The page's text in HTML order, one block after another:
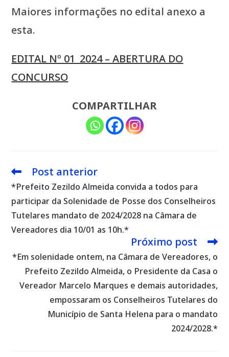
Maiores informações no edital anexo a
esta.
EDITAL Nº 01_2024 – ABERTURA DO
CONCURSO
COMPARTILHAR
Leia
artigos
Post anterior
*Prefeito Zezildo Almeida convida a todos para
participar da Solenidade de Posse dos Conselheiros
Tutelares mandato de 2024/2028 na Câmara de
Vereadores dia 10/01 as 10h.*
Próximo post
*Em solenidade ontem, na Câmara de Vereadores, o
Prefeito Zezildo Almeida, o Presidente da Casa o
Vereador Marcelo Marques e demais autoridades,
empossaram os Conselheiros Tutelares do
Município de Santa Helena para o mandato
2024/2028.*